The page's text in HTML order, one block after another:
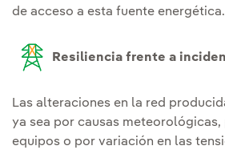
de acceso a esta fuente energética.
Resiliencia frente a
Las alteraciones en la red
ya sea por causas
equipos o por variación en las